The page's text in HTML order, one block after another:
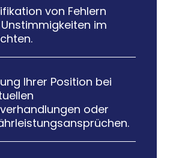
von Fehlern
im
Ihrer Position bei
oder